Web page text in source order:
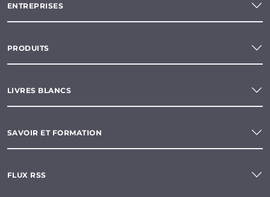
ENTREPRISES
PRODUITS
LIVRES BLANCS
SAVOIR ET FORMATION
FLUX RSS